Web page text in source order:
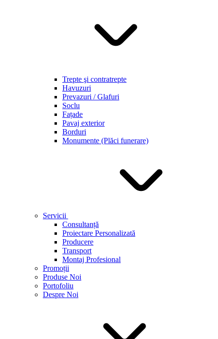
Trepte şi contratrepte
Havuzuri
Prevazuri / Glafuri
Soclu
Fațade
Pavaj exterior
Borduri
Monumente (Plăci funerare)
Servicii
Consultanță
Proiectare Personalizată
Producere
Transport
Montaj Profesional
Promoții
Produse Noi
Portofoliu
Despre Noi